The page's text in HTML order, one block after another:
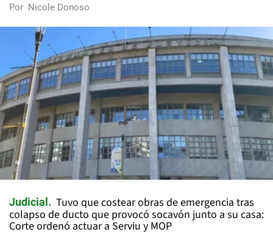
Por Nicole Donoso
Judicial
Tuvo que costear obras de emergencia tras
colapso de ducto que provocó socavón junto a su casa:
Corte ordenó actuar a Serviu y MOP